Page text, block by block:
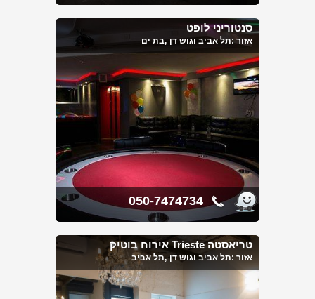
050-7474734
סנטוריני לופט
אזור :תל אביב וגוש דן ,בת ים
טריאסטה Trieste אירוח בוטיק
אזור :תל אביב וגוש דן ,תל אביב